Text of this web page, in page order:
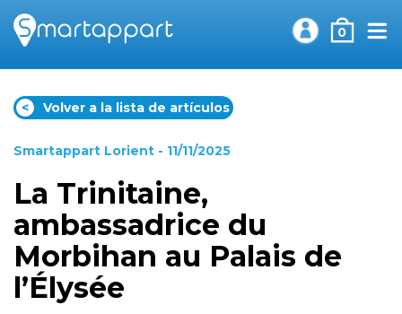
0
< Volver a la lista de artículos
Smartappart Lorient - 11/11/2025
La Trinitaine,
ambassadrice du
Morbihan au Palais de
l’Élysée